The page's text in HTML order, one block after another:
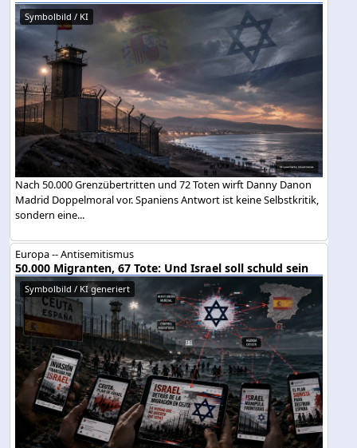
Symbolbild / KI
Nach 50.000 Grenzübertritten und 72 Toten wirft Danny Danon
Madrid Doppelmoral vor. Spaniens Antwort ist keine Selbstkritik,
sondern eine...
Europa -- Antisemitismus
50.000 Migranten, 67 Tote: Und Israel soll schuld sein
Symbolbild / KI generiert